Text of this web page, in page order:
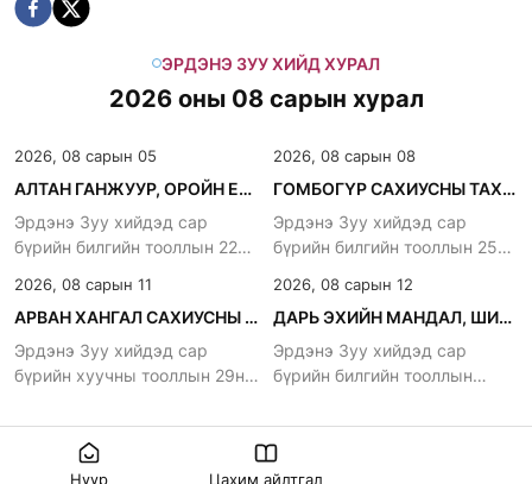
ЭРДЭНЭ ЗУУ ХИЙД ХУРАЛ
2026 оны 08 сарын хурал
2026, 08 сарын 05
АЛТАН ГАНЖУУР, ОРОЙН ЕРӨӨЛ ХУРНА.
Эрдэнэ Зуу хийдэд сар
бүрийн билгийн тооллын 22нд
2026, 08 сарын 08
ГОМБОГҮР САХИУСНЫ ТАХИЛГА
Эрдэнэ Зуу хийдэд сар
бүрийн билгийн тооллын 25нд
2026, 08 сарын 11
АРВАН ХАНГАЛ САХИУСНЫ ХУРАЛ
Эрдэнэ Зуу хийдэд сар
бүрийн хуучны тооллын 29нд
2026, 08 сарын 12
ДАРЬ ЭХИЙН МАНДАЛ, ШИВА ХУРНА
Эрдэнэ Зуу хийдэд сар
бүрийн билгийн тооллын
Нүүр Цахим айлтгал